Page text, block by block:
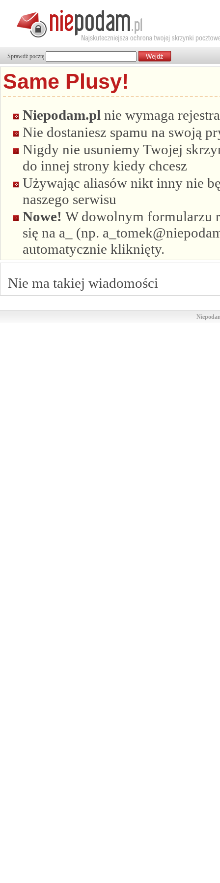
Sprawdź pocztę
Same Plusy!
Niepodam.pl nie wymaga
Nie dostaniesz spamu na swoją
Nigdy nie usuniemy Twojej
do innej strony kiedy chcesz
Używając aliasów nikt inny nie
naszego serwisu
Nowe! W dowolnym formularzu
się na a_ (np.
automatycznie kliknięty.
Nie ma takiej wiadomości